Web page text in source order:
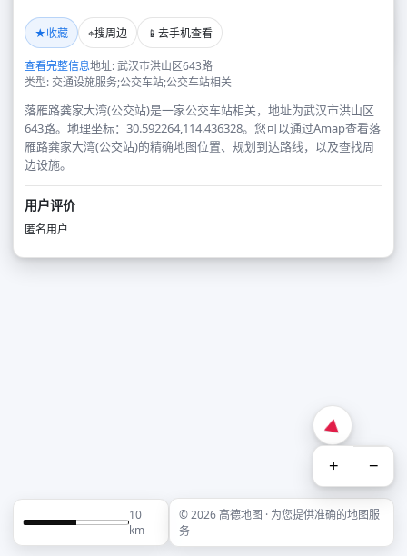
★收藏 ⌖搜周边 📱 去手机查看
查看完整信息地址: 武汉市洪山区643路
类型: 交通设施服务;公交车站;公交车站相关
落雁路龚家大湾(公交站)是一家公交车站相关，地址为武汉市洪山区
643路。地理坐标：30.592264,114.436328。您可以通过Amap查看落
雁路龚家大湾(公交站)的精确地图位置、规划到达路线，以及查找周
边设施。
用户评价
匿名用户
+ −
10
km
© 2026 高德地图 · 为您提供准确的地图服
务